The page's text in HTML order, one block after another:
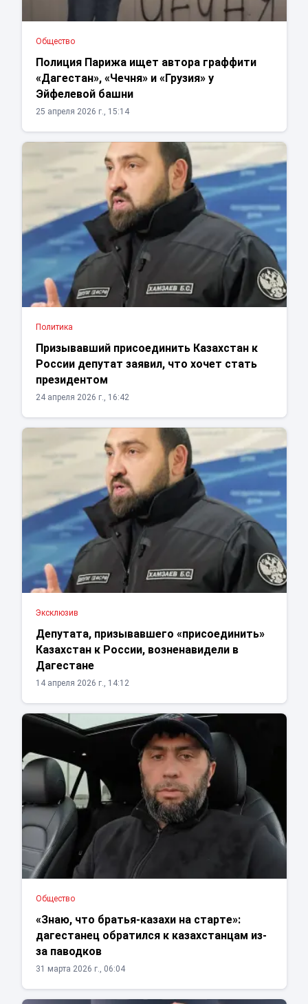
Общество
Полиция Парижа ищет автора граффити
«Дагестан», «Чечня» и «Грузия» у
Эйфелевой башни
25 апреля 2026 г., 15:14
Политика
Призывавший присоединить Казахстан к
России депутат заявил, что хочет стать
президентом
24 апреля 2026 г., 16:42
Эксклюзив
Депутата, призывавшего «присоединить»
Казахстан к России, возненавидели в
Дагестане
14 апреля 2026 г., 14:12
Общество
«Знаю, что братья-казахи на старте»:
дагестанец обратился к казахстанцам из-
за паводков
31 марта 2026 г., 06:04